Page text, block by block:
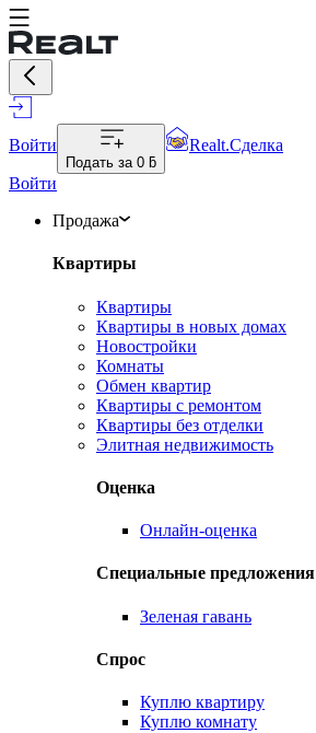
Войти
Подать за 0 ƃ
Realt.Сделка
Войти
Продажа
Квартиры
Квартиры
Квартиры в новых домах
Новостройки
Комнаты
Обмен квартир
Квартиры с ремонтом
Квартиры без отделки
Элитная недвижимость
Оценка
Онлайн-оценка
Специальные предложения
Зеленая гавань
Спрос
Куплю квартиру
Куплю комнату